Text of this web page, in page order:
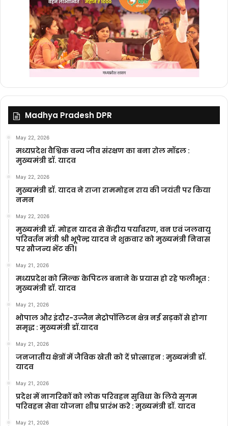
Madhya Pradesh DPR
May 22, 2026
मध्यप्रदेश वैश्विक वन्य जीव संरक्षण का बना रोल मॉडल :
मुख्यमंत्री डॉ. यादव
May 22, 2026
मुख्यमंत्री डॉ. यादव ने राजा राममोहन राय की जयंती पर किया
नमन
May 22, 2026
मुख्यमंत्री डॉ. मोहन यादव से केंद्रीय पर्यावरण, वन एवं जलवायु
परिवर्तन मंत्री श्री भूपेन्द्र यादव ने शुक्रवार को मुख्यमंत्री निवास
पर सौजन्य भेंट की।
May 21, 2026
मध्यप्रदेश को मिल्क केपिटल बनाने के प्रयास हो रहे फलीभूत :
मुख्यमंत्री डॉ. यादव
May 21, 2026
भोपाल और इंदौर-उज्जैन मेट्रोपॉलिटन क्षेत्र नई सड़कों से होगा
समृद्ध : मुख्यमंत्री डॉ.यादव
May 21, 2026
जनजातीय क्षेत्रों में जैविक खेती को दें प्रोत्साहन : मुख्यमंत्री डॉ.
यादव
May 21, 2026
प्रदेश में नागरिकों को लोक परिवहन सुविधा के लिये सुगम
परिवहन सेवा योजना शीघ्र प्रारंभ करे : मुख्यमंत्री डॉ. यादव
May 21, 2026